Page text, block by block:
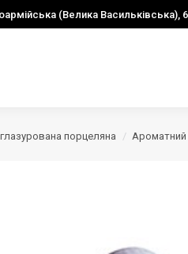
(Велика Васильківська),
порцеляна Ароматний